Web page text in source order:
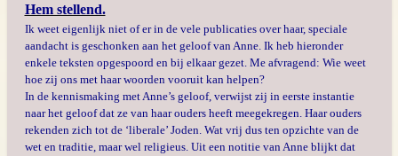
Hem stellend.
Ik weet eigenlijk niet of er in de vele publicaties over haar, speciale
aandacht is geschonken aan het geloof van Anne. Ik heb hieronder
enkele teksten opgespoord en bij elkaar gezet. Me afvragend: Wie weet
hoe zij ons met haar woorden vooruit kan helpen?
In de kennismaking met Anne’s geloof, verwijst zij in eerste instantie
naar het geloof dat ze van haar ouders heeft meegekregen. Haar ouders
rekenden zich tot de ‘liberale’ Joden. Wat vrij dus ten opzichte van de
wet en traditie, maar wel religieus. Uit een notitie van Anne blijkt dat